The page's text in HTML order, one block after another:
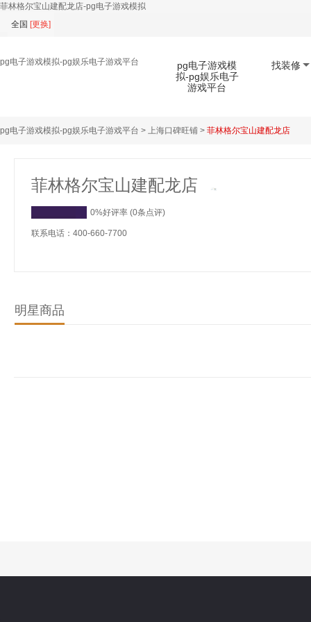
菲林格尔宝山建配龙店-pg电子游戏模拟
全国 [更换]
pg电子游戏模拟-pg娱乐电子游戏平台
pg电子游戏模
拟-pg娱乐电子
游戏平台
找装修
pg电子游戏模拟-pg娱乐电子游戏平台 > 上海口碑旺铺 > 菲林格尔宝山建配龙店
菲林格尔宝山建配龙店
0%好评率 (0条点评)
联系电话：400-660-7700
明星商品